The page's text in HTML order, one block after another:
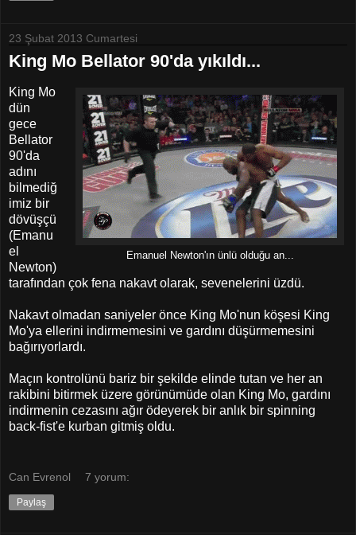
23 Şubat 2013 Cumartesi
King Mo Bellator 90'da yıkıldı...
Emanuel Newton'ın ünlü olduğu an...
King Mo
dün
gece
Bellator
90'da
adını
bilmediğ
imiz bir
dövüşçü
(Emanu
el
Newton)
tarafından çok fena nakavt olarak, sevenelerini üzdü.
Nakavt olmadan saniyeler önce King Mo'nun köşesi King
Mo'ya ellerini indirmemesini ve gardını düşürmemesini
bağırıyorlardı.
Maçın kontrolünü bariz bir şekilde elinde tutan ve her an
rakibini bitirmek üzere görünümüde olan King Mo, gardını
indirmenin cezasını ağır ödeyerek bir anlık bir spinning
back-fist'e kurban gitmiş oldu.
Can Evrenol 7 yorum:
Paylaş